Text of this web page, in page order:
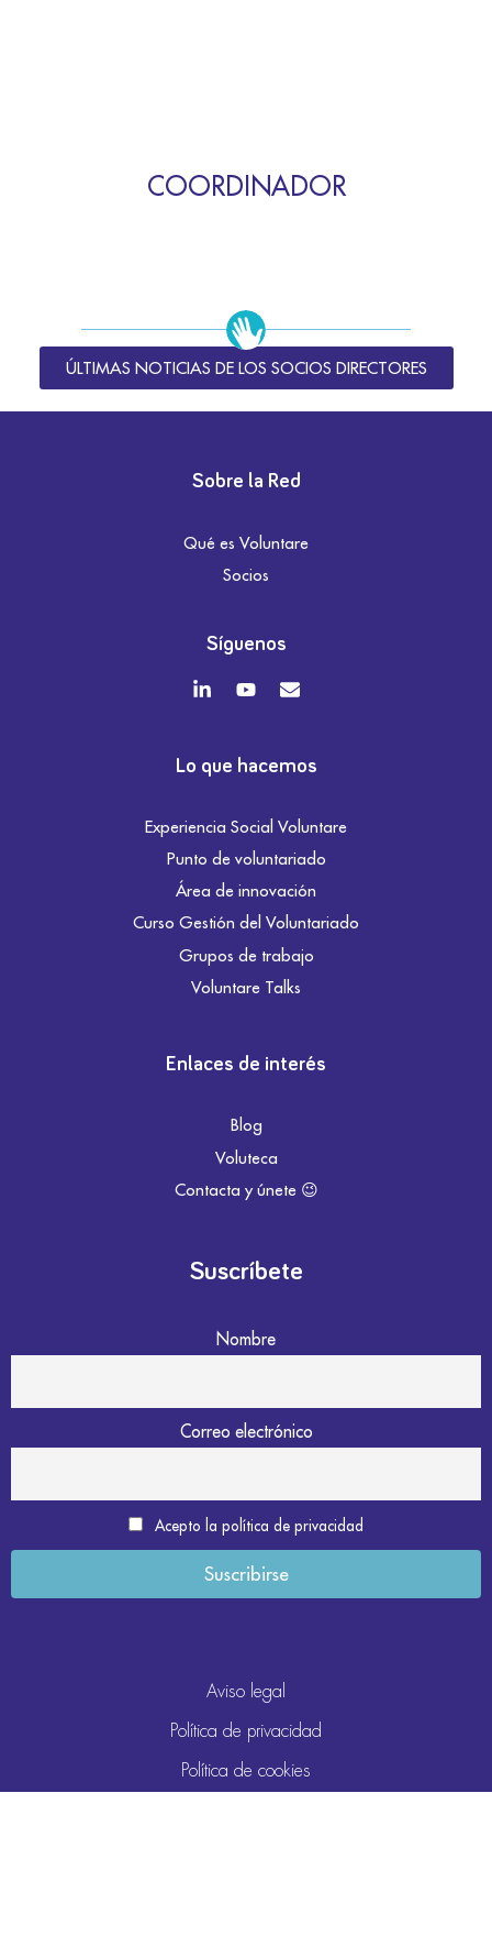
COORDINADOR
ÚLTIMAS NOTICIAS DE LOS SOCIOS DIRECTORES
Sobre la Red
Qué es Voluntare
Socios
Síguenos
Lo que hacemos
Experiencia Social Voluntare
Punto de voluntariado
Área de innovación
Curso Gestión del Voluntariado
Grupos de trabajo
Voluntare Talks
Enlaces de interés
Blog
Voluteca
Contacta y únete 😉
Suscríbete
Nombre
Correo electrónico
Acepto la política de privacidad
Aviso legal
Política de privacidad
Política de cookies